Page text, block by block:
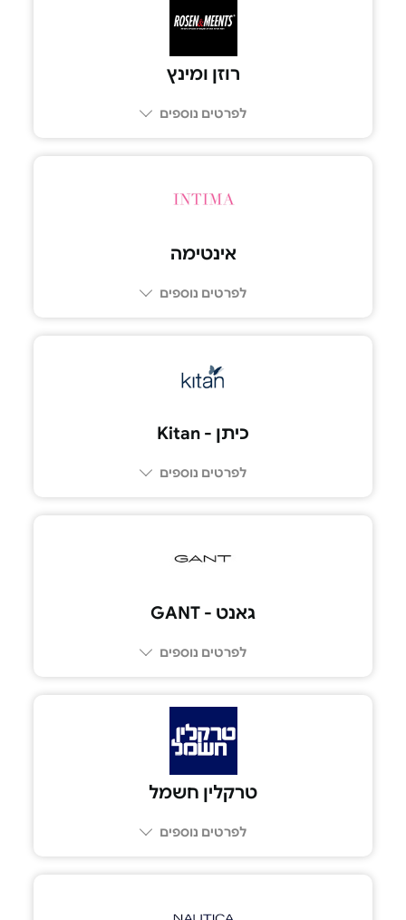
רוזן ומינץ
לפרטים נוספים
אינטימה
לפרטים נוספים
כיתן - Kitan
לפרטים נוספים
גאנט - GANT
לפרטים נוספים
טרקלין חשמל
לפרטים נוספים